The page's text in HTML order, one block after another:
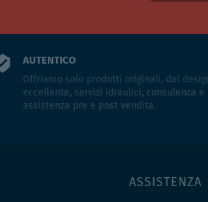
AUTENTICO
Offriamo solo prodotti originali, dal
eccellente, servizi idraulici, consulenza e
assistenza pre e post vendita.
ASSISTENZA